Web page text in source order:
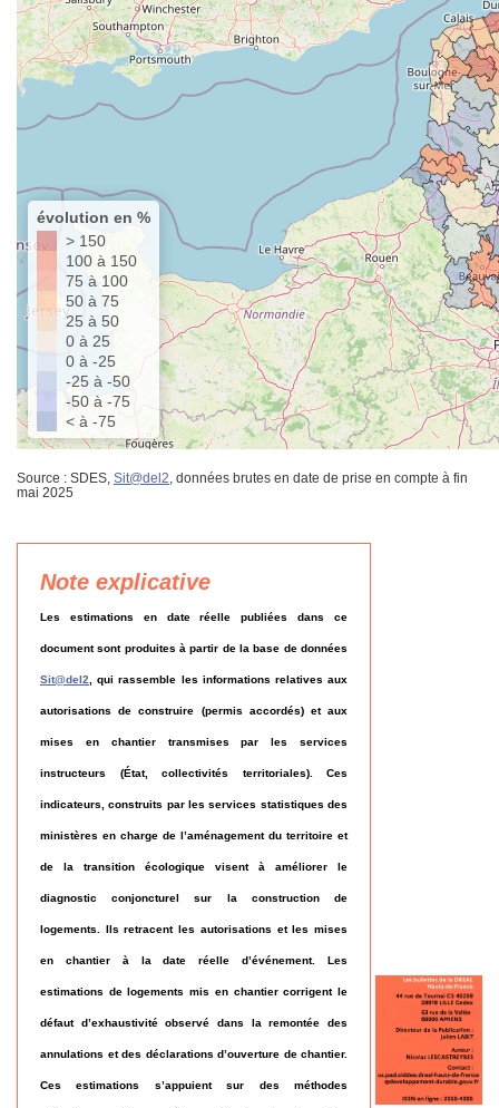
évolution en %
> 150
100 à 150
75 à 100
50 à 75
25 à 50
0 à 25
0 à -25
-25 à -50
-50 à -75
< à -75
Source : SDES, Sit@del2, données brutes en date de prise en compte à fin
mai 2025
Note explicative
Les estimations en date réelle publiées dans ce
document sont produites à partir de la base de données
Sit@del2, qui rassemble les informations relatives aux
autorisations de construire (permis accordés) et aux
mises en chantier transmises par les services
instructeurs (État, collectivités territoriales). Ces
indicateurs, construits par les services statistiques des
ministères en charge de l’aménagement du territoire et
de la transition écologique visent à améliorer le
diagnostic conjoncturel sur la construction de
logements. Ils retracent les autorisations et les mises
en chantier à la date réelle d’événement. Les
estimations de logements mis en chantier corrigent le
défaut d’exhaustivité observé dans la remontée des
annulations et des déclarations d’ouverture de chantier.
Ces estimations s’appuient sur des méthodes